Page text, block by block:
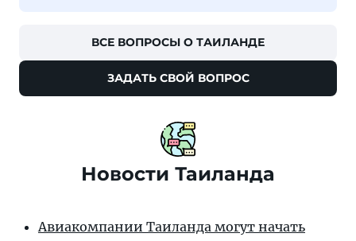
ВСЕ ВОПРОСЫ О ТАИЛАНДЕ
ЗАДАТЬ СВОЙ ВОПРОС
Новости Таиланда
Авиакомпании Таиланда могут начать